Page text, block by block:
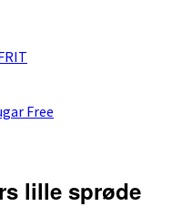
Free
lille sprøde